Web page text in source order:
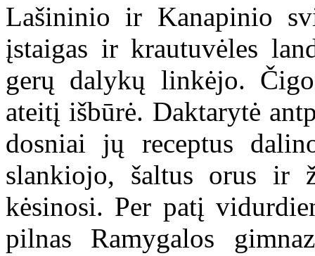
Lašininio ir Kanapinio
įstaigas ir krautuvėles
gerų dalykų linkėjo.
ateitį išbūrė. Daktarytė
dosniai jų receptus
slankiojo, šaltus orus ir
kėsinosi. Per patį
pilnas Ramygalos